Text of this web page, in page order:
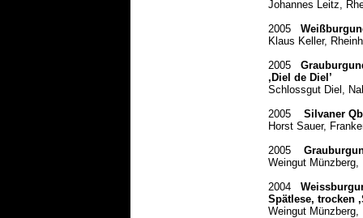
Johannes Leitz,
2005
Klaus Keller,
2005
‚Diel de Diel’
Schlossgut Diel,
2005
Silvaner
Horst Sauer,
2005
Weingut Münzberg,
2004
Spätlese, trocken
Weingut Münzberg,